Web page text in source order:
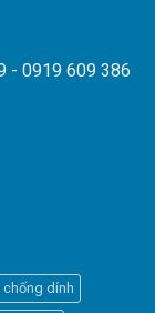
- 0919 609 386
chống dính